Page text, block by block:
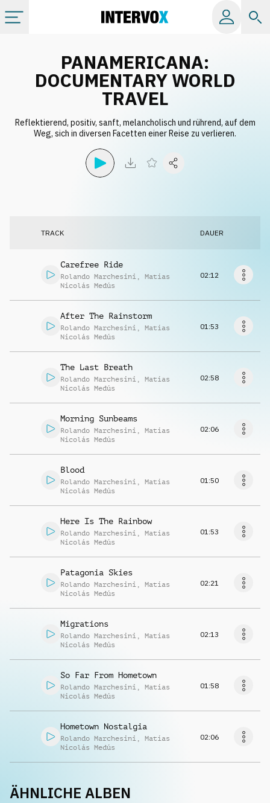
Alle Alben
Labels
Info
Musikanfrage
PANAMERICANA:
DOCUMENTARY WORLD
TRAVEL
Reflektierend, positiv, sanft, melancholisch und rührend, auf dem
Weg, sich in diversen Facetten einer Reise zu verlieren.
TRACK DAUER
Carefree Ride
Rolando Marchesini , Matías
Nicolás Medús
02:12
After The Rainstorm
Rolando Marchesini , Matías
Nicolás Medús
01:53
The Last Breath
Rolando Marchesini , Matías
Nicolás Medús
02:58
Morning Sunbeams
Rolando Marchesini , Matías
Nicolás Medús
02:06
Blood
Rolando Marchesini , Matías
Nicolás Medús
01:50
Here Is The Rainbow
Rolando Marchesini , Matías
Nicolás Medús
01:53
Patagonia Skies
Rolando Marchesini , Matías
Nicolás Medús
02:21
Migrations
Rolando Marchesini , Matías
Nicolás Medús
02:13
So Far From Hometown
Rolando Marchesini , Matías
Nicolás Medús
01:58
Hometown Nostalgia
Rolando Marchesini , Matías
Nicolás Medús
02:06
ÄHNLICHE ALBEN